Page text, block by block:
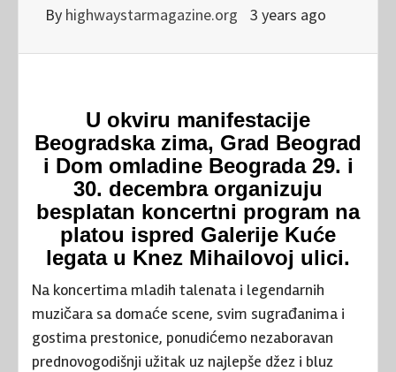
By highwaystarmagazine.org 3 years ago
U okviru manifestacije
Beogradska zima, Grad Beograd
i Dom omladine Beograda 29. i
30. decembra organizuju
besplatan koncertni program na
platou ispred Galerije Kuće
legata u Knez Mihailovoj ulici.
Na koncertima mladih talenata i legendarnih
muzičara sa domaće scene, svim sugrađanima i
gostima prestonice, ponudićemo nezaboravan
prednovogodišnji užitak uz najlepše džez i bluz